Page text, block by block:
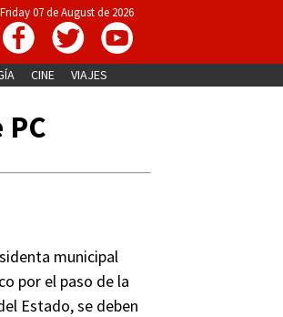
Friday 07 de August de 2026
CINE VIAJES
municipal
por el paso de la
Estado, se deben